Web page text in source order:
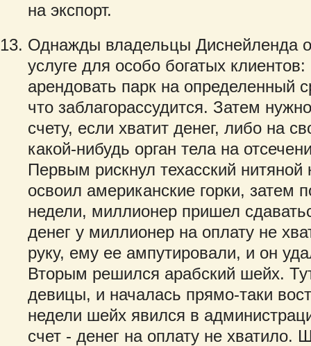
на экспорт.
Однажды владельцы Диснейленда
услуге для особо богатых
арендовать парк на определенный
что заблагорассудится. Затем
счету, если хватит денег, либо на
какой-нибудь орган тела на
Первым рискнул техасский
освоил американские горки, затем
недели, миллионер пришел
денег у миллионер на оплату не
руку, ему ее ампутировали, и он
Вторым решился арабский шейх.
девицы, и началась прямо-таки
недели шейх явился в
счет - денег на оплату не хватило.